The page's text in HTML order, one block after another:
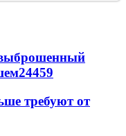
24459
требуют от